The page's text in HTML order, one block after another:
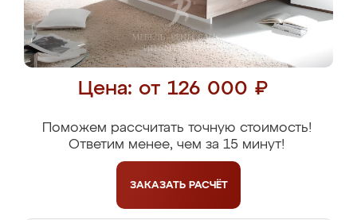
Цена: от 126 000 ₽
Поможем рассчитать точную стоимость!
Ответим менее, чем за 15 минут!
ЗАКАЗАТЬ РАСЧЁТ